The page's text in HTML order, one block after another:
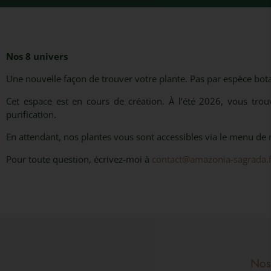
Nos 8 univers
Une nouvelle façon de trouver votre plante. Pas par espèce
Cet espace est en cours de création. À l’été 2026, vous
purification.
En attendant, nos plantes vous sont accessibles via le menu
Pour toute question, écrivez-moi à contact@amazonia-